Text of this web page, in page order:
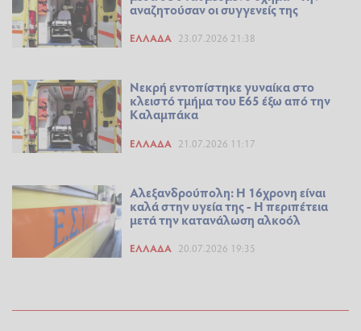
αναζητούσαν οι συγγενείς της
ΕΛΛΆΔΑ 23.07.2026 21:38
Νεκρή εντοπίστηκε γυναίκα στο
κλειστό τμήμα του Ε65 έξω από την
Καλαμπάκα
ΕΛΛΆΔΑ 21.07.2026 11:17
Αλεξανδρούπολη: Η 16χρονη είναι
καλά στην υγεία της - Η περιπέτεια
μετά την κατανάλωση αλκοόλ
ΕΛΛΆΔΑ 20.07.2026 19:35